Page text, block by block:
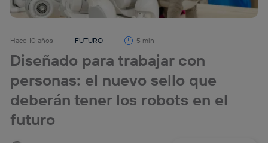
Hace 10 años FUTURO 5 min
Diseñado para trabajar con
personas: el nuevo sello que
deberán tener los robots en el
futuro